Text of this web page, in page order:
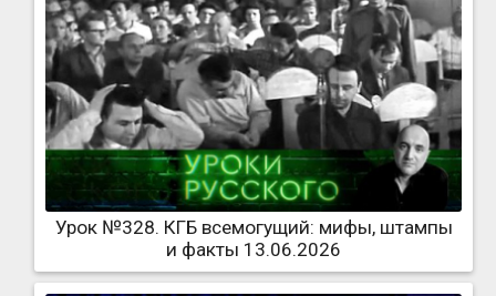
Урок №328. КГБ всемогущий: мифы, штампы
и факты 13.06.2026